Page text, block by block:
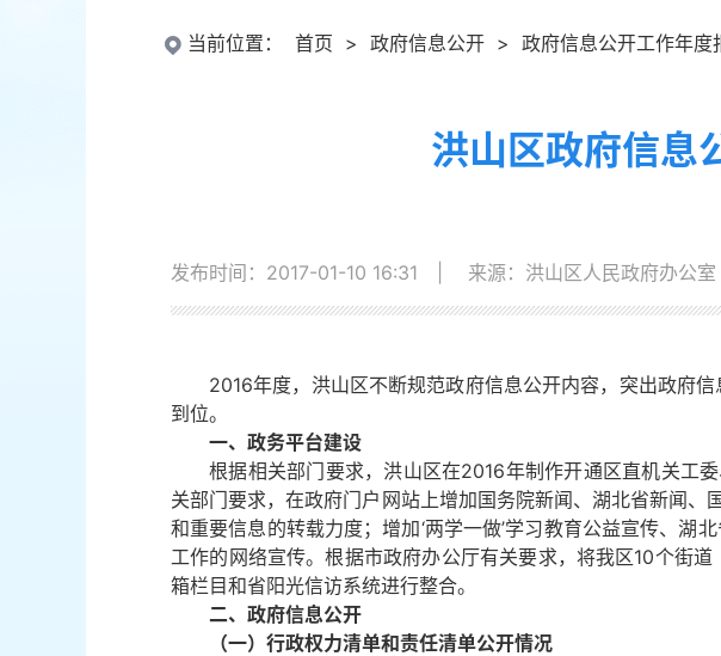
当前位置： 首页 > 政府信息公开 > 政府信息公开工作年度
洪山区政府信息
发布时间：2017-01-10 16:31 来源：洪山区人民政府办公室
2016年度，洪山区不断规范政府信息公开内容，突出政府
到位。
一、政务平台建设
根据相关部门要求，洪山区在2016年制作开通区直机关工
关部门要求，在政府门户网站上增加国务院新闻、湖北省新闻
和重要信息的转载力度；增加‘两学一做’学习教育公益宣传、
工作的网络宣传。根据市政府办公厅有关要求，将我区10个街
箱栏目和省阳光信访系统进行整合。
二、政府信息公开
（一）行政权力清单和责任清单公开情况